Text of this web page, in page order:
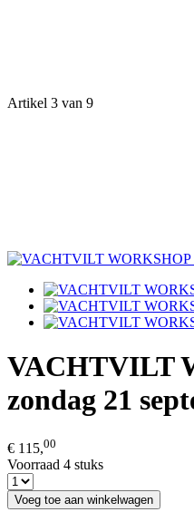
Artikel 3 van 9
VACHTVILT
zondag 21
€ 115,00
Voorraad 4 stuks
Voeg toe aan winkelwagen